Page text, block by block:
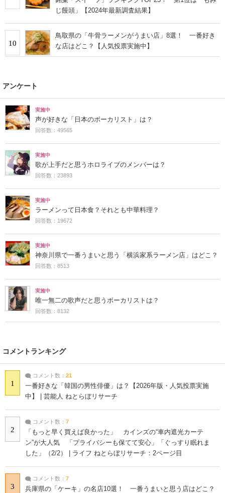
じ饅頭」【2024年最新調査結果】
10
鳥取県の「牛骨ラーメンがうまい店」8選！ 一番好き
な店はどこ？【人気投票実施中】
アンケート
実施中
声が好きな「日本のボーカリスト」は？
回答数：49565
実施中
歌が上手だと思うホロライブのメンバーは？
回答数：23893
実施中
ラーメンって日本食？それとも中華料理？
回答数：19672
実施中
神奈川県で一番うまいと思う「横浜家系ラーメン店」はどこ？
回答数：8513
実施中
唯一無二の歌声だと思うボーカリストは？
回答数：8132
コメントランキング
1
コメント数： 21
一番好きな「韓国の男性俳優」は？【2026年版・人気投票実施
中】 | 芸能人 ねとらぼリサーチ
2
コメント数： 7
「もっと早く買えば良かった」 カインズの“車内遮光カーテ
ン”が大人気 「プライバシーも保てて安心」「ぐっすり眠れま
した」（2/2） | ライフ ねとらぼリサーチ：2ページ目
3
コメント数： 7
兵庫県の「ケーキ」の名店10選！ 一番うまいと思う店はどこ？